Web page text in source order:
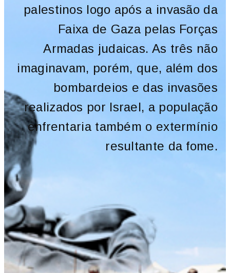
palestinos logo após a invasão da
Faixa de Gaza pelas Forças
Armadas judaicas. As três não
imaginavam, porém, que, além dos
bombardeios e das invasões
realizados por Israel, a população
enfrentaria também o extermínio
resultante da fome.